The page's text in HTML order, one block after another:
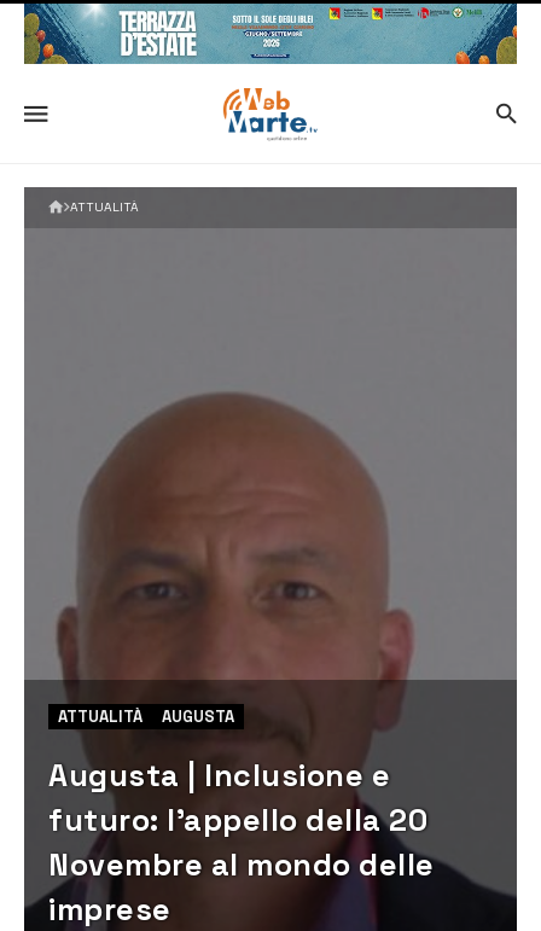
ATTUALITÀ
ATTUALITÀ AUGUSTA
Augusta | Inclusione e
futuro: l’appello della 20
Novembre al mondo delle
imprese